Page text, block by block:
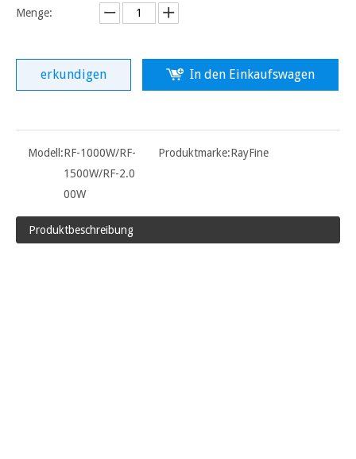
Menge:
erkundigen In den Einkaufswagen
Modell:RF-1000W/RF-
1500W/RF-2.0
00W
Produktmarke:RayFine
Produktbeschreibung